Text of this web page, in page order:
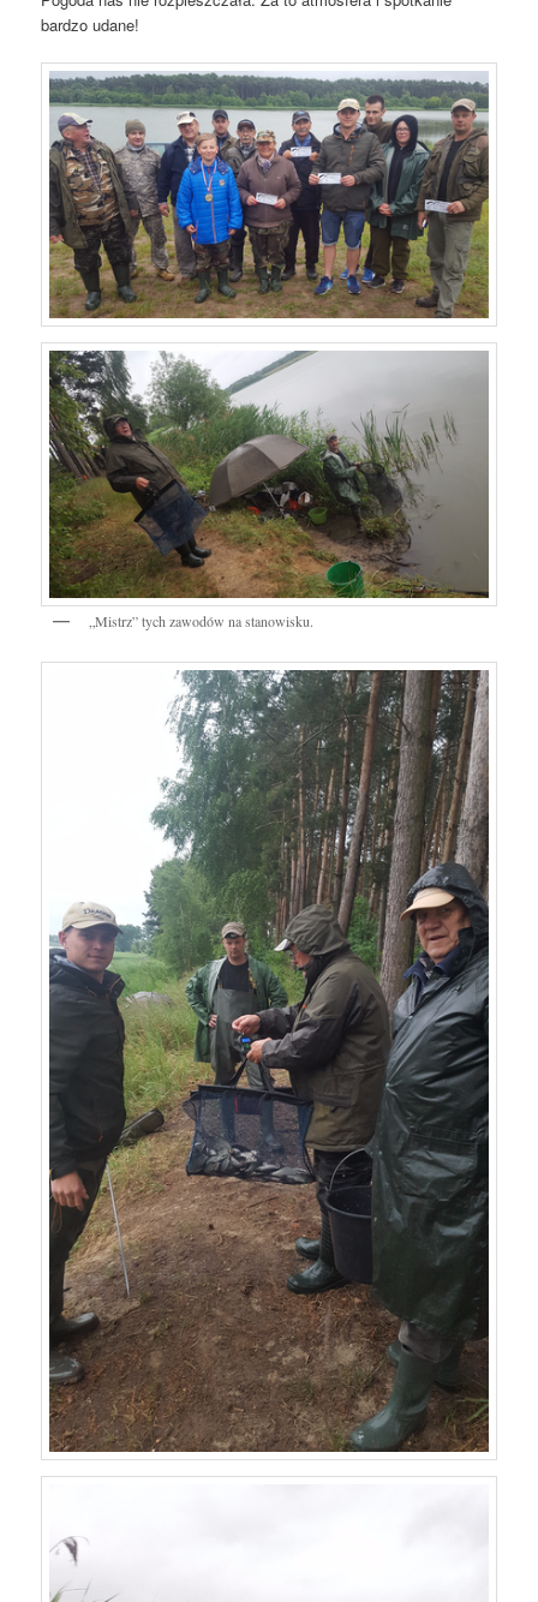
bardzo udane!
„Mistrz” tych zawodów na stanowisku.